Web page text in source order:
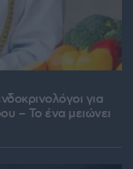
για
– Το ένα μειώνει